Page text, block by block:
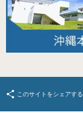
このサイトをシェアする